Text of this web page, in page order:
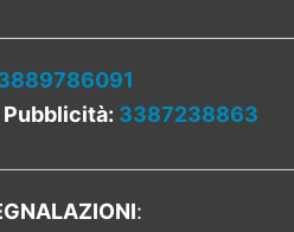
3387238863
: